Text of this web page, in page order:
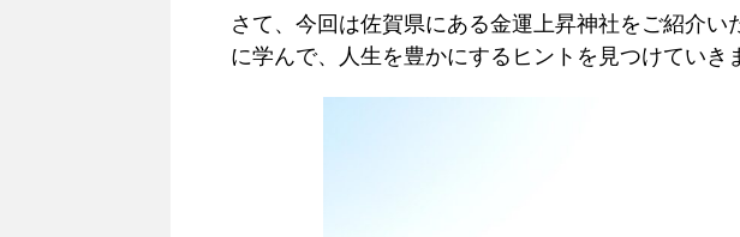
さて、今回は佐賀県にある金運上昇神社をご紹介い
に学んで、人生を豊かにするヒントを見つけていき